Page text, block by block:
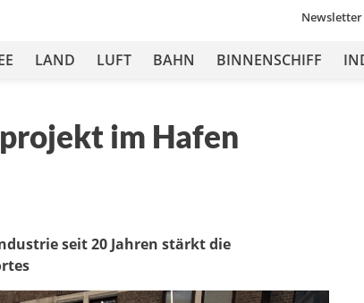
Newsletter
LAND LUFT BAHN BINNENSCHIFF
im Hafen
seit 20 Jahren stärkt die